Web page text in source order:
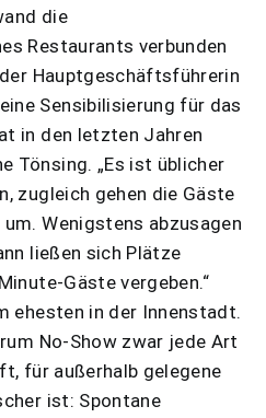
die
Restaurants verbunden
Hauptgeschäftsführerin
Sensibilisierung für das
in den letzten Jahren
Tönsing. „Es ist üblicher
zugleich gehen die Gäste
Wenigstens abzusagen
ließen sich Plätze
Gäste vergeben.“
ehesten in der Innenstadt.
No-Show zwar jede Art
für außerhalb gelegene
ist: Spontane